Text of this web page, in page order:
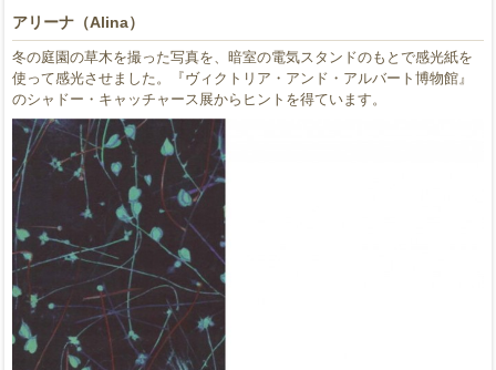
アリーナ（Alina）
冬の庭園の草木を撮った写真を、暗室の電気スタンドのもとで感光紙を
使って感光させました。『ヴィクトリア・アンド・アルバート博物館』
のシャドー・キャッチャース展からヒントを得ています。